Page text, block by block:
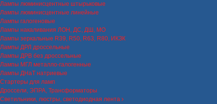
Лампы люминисцентные штырьковые
Лампы люминисцентные линейные
Лампы галогеновые
Лампы накаливания ЛОН, ДС, ДШ, МО
Лампы зеркальные R39, R50, R63, R80, ИКЗК
Лампы ДРЛ дроссельные
Лампы ДРВ без дроссельные
Лампы МГЛ металло-галогенные
Лампы ДНаТ натриевые
Стартеры для ламп
Дроссели, ЭПРА, Трансформаторы
Светильники, люстры, светодиодная лента